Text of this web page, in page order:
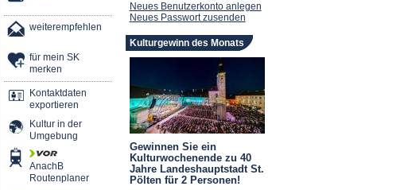
weiterempfehlen
für mein SK
merken
Kontaktdaten
exportieren
Kultur in der
Umgebung
AnachB
Routenplaner
Neues Benutzerkonto anlegen
Neues Passwort zusenden
Kulturgewinn des Monats
Gewinnen Sie ein
Kulturwochenende zu 40
Jahre Landeshauptstadt St.
Pölten für 2 Personen!